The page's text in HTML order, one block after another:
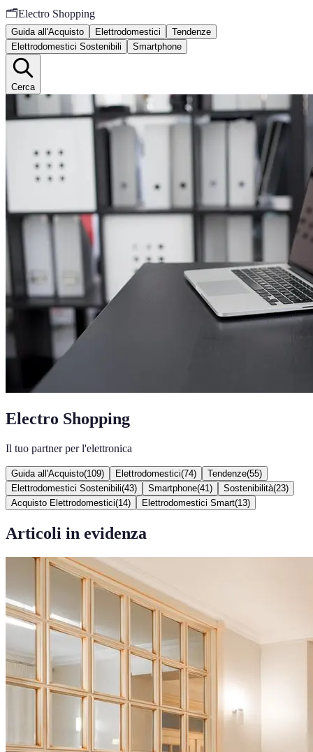
🗂️Electro Shopping
Guida all'Acquisto Elettrodomestici
Tendenze
Elettrodomestici Sostenibili
Smartphone
Cerca
Electro Shopping
Il tuo partner per l'elettronica
Guida all'Acquisto(109) Elettrodomestici(74) Tendenze(55)
Elettrodomestici Sostenibili(43) Smartphone(41 ) Sostenibilità(23)
Acquisto Elettrodomestici(14) Elettrodomestici Smart(13)
Articoli in evidenza